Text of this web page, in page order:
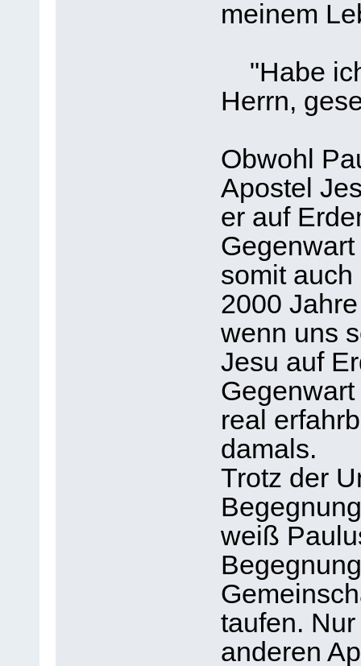
meinem
"Habe
Herrn,
Obwohl
Apostel
er auf
somit
2000
wenn uns
Jesu auf
real
damals.
Trotz der
weiß
taufen.
anderen